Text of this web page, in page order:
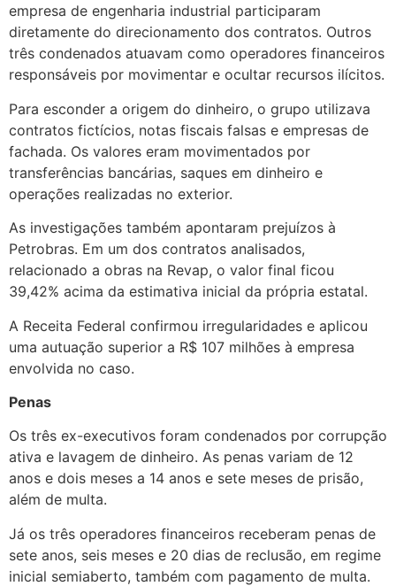
empresa de engenharia industrial participaram
diretamente do direcionamento dos contratos. Outros
três condenados atuavam como operadores financeiros
responsáveis por movimentar e ocultar recursos ilícitos.
Para esconder a origem do dinheiro, o grupo utilizava
contratos fictícios, notas fiscais falsas e empresas de
fachada. Os valores eram movimentados por
transferências bancárias, saques em dinheiro e
operações realizadas no exterior.
As investigações também apontaram prejuízos à
Petrobras. Em um dos contratos analisados,
relacionado a obras na Revap, o valor final ficou
39,42% acima da estimativa inicial da própria estatal.
A Receita Federal confirmou irregularidades e aplicou
uma autuação superior a R$ 107 milhões à empresa
envolvida no caso.
Penas
Os três ex-executivos foram condenados por corrupção
ativa e lavagem de dinheiro. As penas variam de 12
anos e dois meses a 14 anos e sete meses de prisão,
além de multa.
Já os três operadores financeiros receberam penas de
sete anos, seis meses e 20 dias de reclusão, em regime
inicial semiaberto, também com pagamento de multa.